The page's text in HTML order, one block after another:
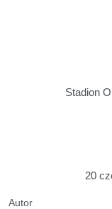
Stadion
20
Autor